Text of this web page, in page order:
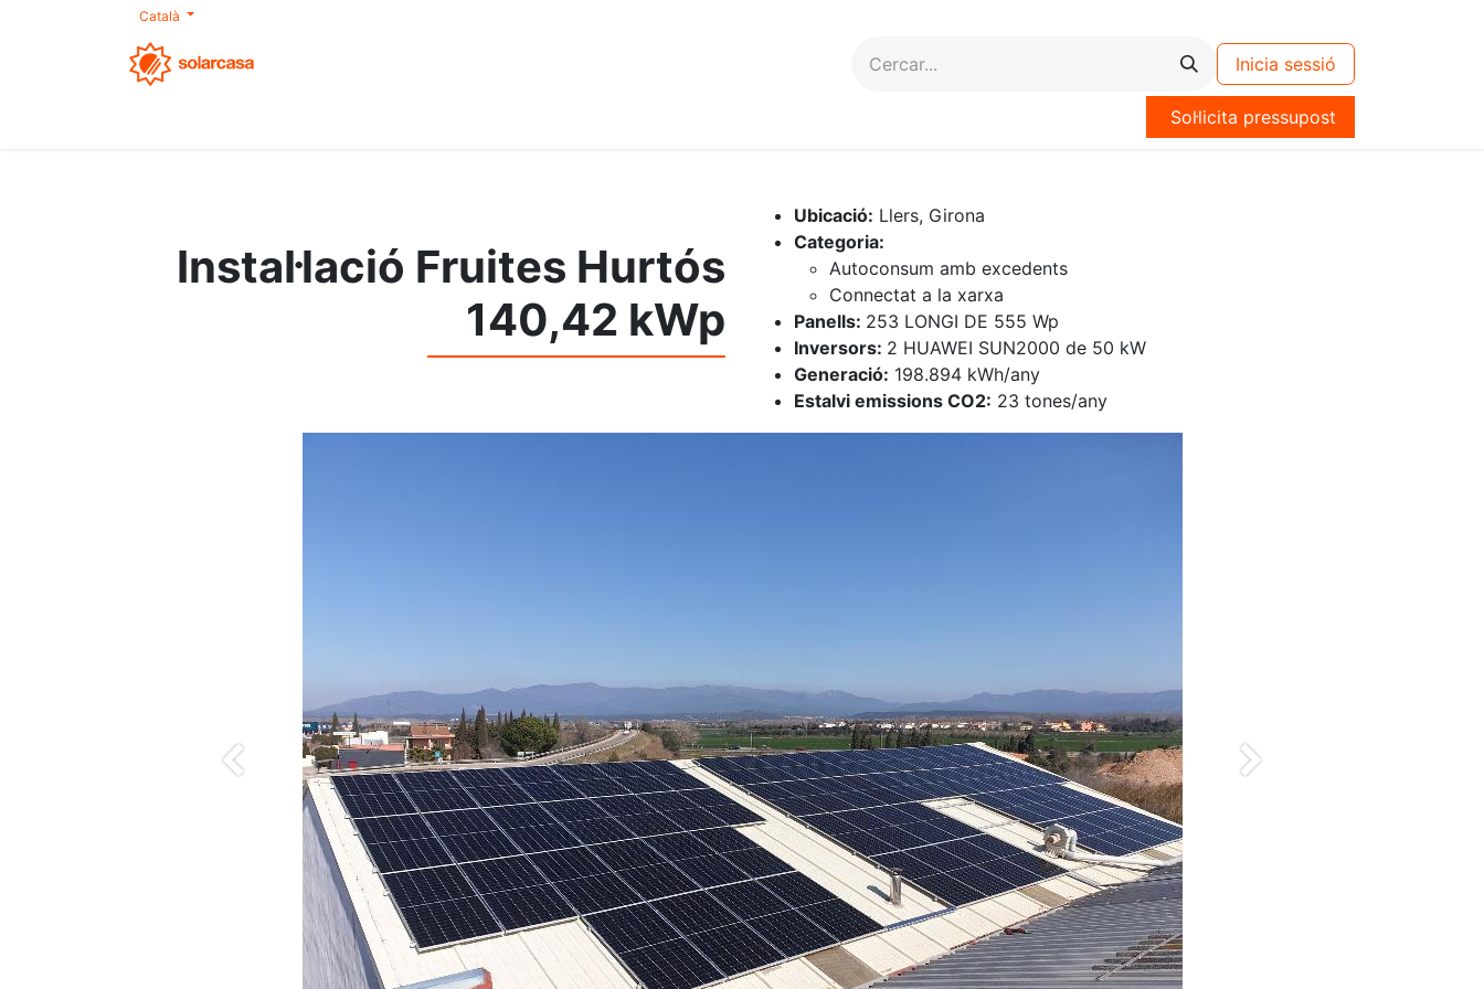
Català
Inicia sessió
Sol·licita pressupost
Instal·lació Fruites Hurtós
140,42 kWp
Ubicació: Llers, Girona
Categoria:
Autoconsum amb excedents
Connectat a la xarxa
Panells: 253 LONGI DE 555 Wp
Inversors: 2 HUAWEI SUN2000 de 50 kW
Generació: 198.894 kWh/any
Estalvi emissions CO2: 23 tones/any
Anterior Siguiente